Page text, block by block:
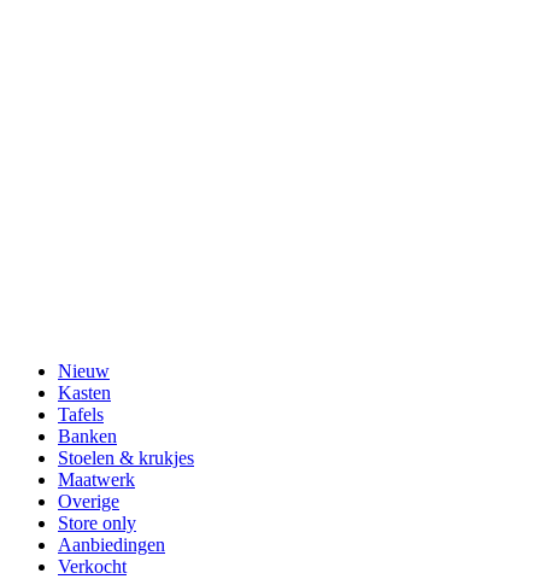
Nieuw
Kasten
Tafels
Banken
Stoelen & krukjes
Maatwerk
Overige
Store only
Aanbiedingen
Verkocht